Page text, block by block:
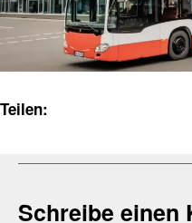
Teilen:
Schreibe einen